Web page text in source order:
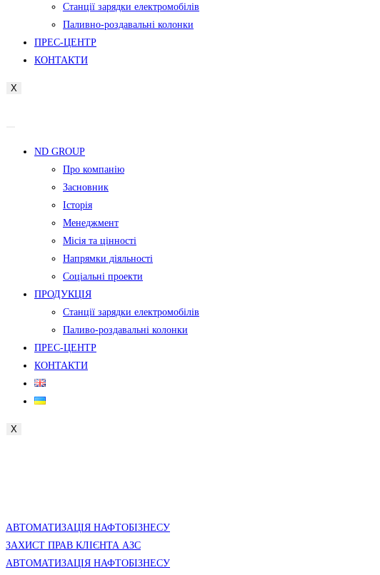
Станції зарядки електромобілів
Паливно-роздавальні колонки
ПРЕС-ЦЕНТР
КОНТАКТИ
X
ND GROUP
Про компанію
Засновник
Історія
Менеджмент
Місія та цінності
Напрямки діяльності
Соціальні проекти
ПРОДУКЦІЯ
Станції зарядки електромобілів
Паливо-роздавальні колонки
ПРЕС-ЦЕНТР
КОНТАКТИ
X
АВТОМАТИЗАЦІЯ НАФТОБІЗНЕСУ
ЗАХИСТ ПРАВ КЛІЄНТА АЗС
АВТОМАТИЗАЦІЯ НАФТОБІЗНЕСУ